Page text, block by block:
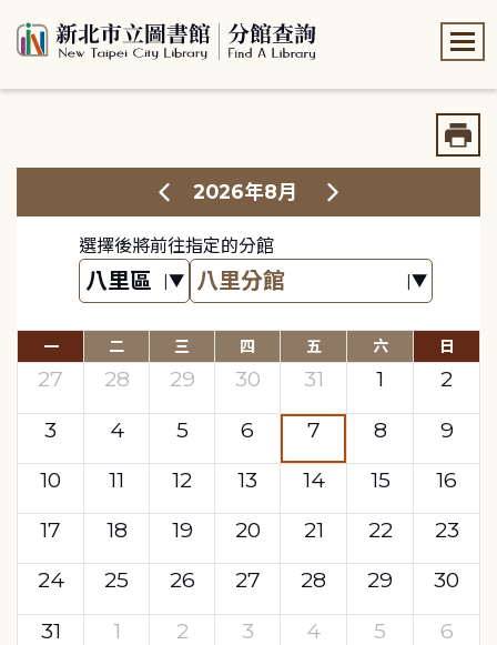
2026年8月
選擇後將前往指定的分館
一 二 三 四 五 六 日
27 28 29 30 31 1
2
3
4 5 6 7 8
9
10
11 12 13 14 15
16
17
18 19 20 21 22
23
24
25 26 27 28 29
30
31
1 2 3 4 5 6